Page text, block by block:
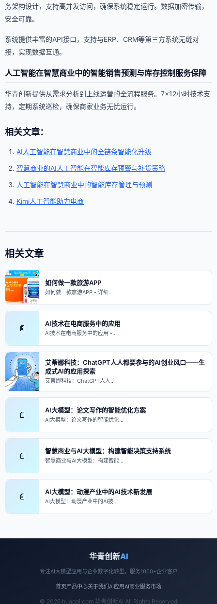
务架构设计，支持高并发访问，确保系统稳定运行。数据加密传输，
安全可靠。
系统提供丰富的API接口，支持与ERP、CRM等第三方系统无缝对
接，实现数据互通。
人工智能在智慧商业中的智能销售预测与库存控制服务保障
华青创新提供从需求分析到上线运营的全流程服务。7×12小时技术支
持，定期系统巡检，确保商家业务无忧运行。
相关文章：
AI人工智能在智慧商业中的全链条智能化升级
智慧商业的AI人工智能在智能库存预警与补货策略
人工智能在智慧商业中的智能库存管理与预测
Kimi人工智能助力电商
相关文章
如何做一款旅游APP
如何做一款旅游APP - 详细…
📄 AI技术在电商服务中的应用
AI技术在电商服务中的应用 -…
艾蒂娜科技：ChatGPT人人都要参与的AI创业风口——生
成式AI的应用探索
艾蒂娜科技：ChatGPT人人…
📄 AI大模型：论文写作的智能优化方案
AI大模型：论文写作的智能优化…
📄 智慧商业与AI大模型：构建智能决策支持系统
智慧商业与AI大模型：构建智能…
📄 AI大模型：动漫产业中的AI技术新发展
AI大模型：动漫产业中的AI技…
华青创新AI
专注AI大模型应用与企业数字化转型，服务1000+企业客户
首页产品中心关于我们 AI应用AI商业服务市场
© 2026 huaqai.com 华青创新AI All Rights Reserved